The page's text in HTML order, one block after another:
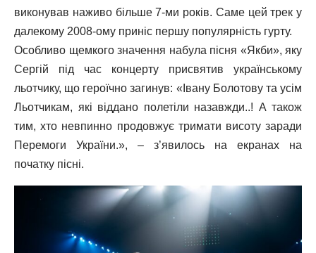
виконував наживо більше 7-ми років. Саме цей трек у
далекому 2008-ому приніс першу популярність гурту.
Особливо щемкого значення набула пісня «Якби», яку
Сергій під час концерту присвятив українському
льотчику, що героїчно загинув: «Івану Болотову та усім
Льотчикам, які віддано полетіли назавжди..! А також
тим, хто невпинно продовжує тримати висоту заради
Перемоги України.», – з’явилось на екранах на
початку пісні.